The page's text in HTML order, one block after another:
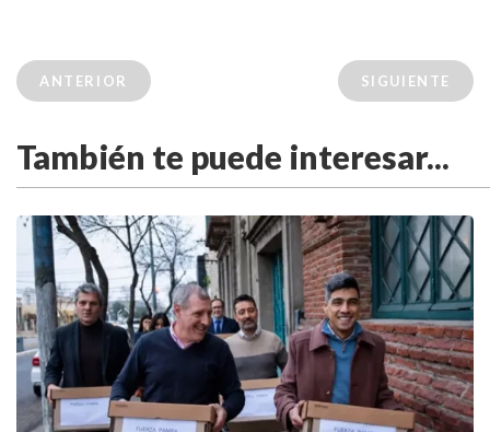
ANTERIOR SIGUIENTE
También te puede interesar...